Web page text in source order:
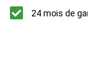
24 mois de